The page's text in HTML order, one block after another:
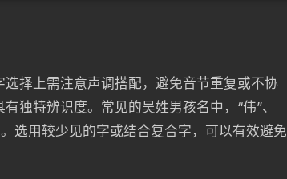
择上需注意声调搭配，避免音节重复或不协
独特辨识度。常见的吴姓男孩名中，“伟”、
选用较少见的字或结合复合字，可以有效避免